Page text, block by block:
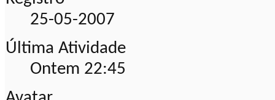
25-05-2007
Última Atividade
Ontem 22:45